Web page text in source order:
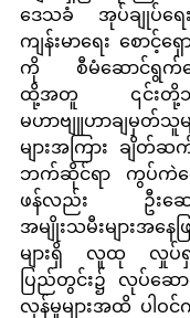
ဒေသခံ အုပ်ချုပ်ရေး
ကျန်းမာရေး စောင့်
ကို စီမံဆောင်ရွက်ပေ
ထို့အတူ ၎င်းတို့
မဟာဗျူဟာချမှတ်သူ
များအကြား ချိတ်ဆ
ဘက်ဆိုင်ရာ ကွပ်ကဲရေ
ဖန်လည်း ဦးဆောင်
အမျိုးသမီးများအ
များရှိ လူထု လှုပ်ရှာ
ပြည်တွင်း၌ လုပ်ဆေ
လှန်မှုများအထိ ပါဝ